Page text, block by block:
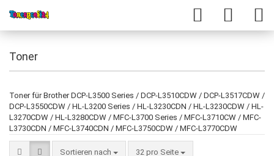
Toner
Toner für Brother DCP-L3500 Series / DCP-L3510CDW / DCP-L3517CDW /
DCP-L3550CDW / HL-L3200 Series / HL-L3230CDN / HL-L3230CDW / HL-
L3270CDW / HL-L3280CDW / MFC-L3700 Series / MFC-L3710CW / MFC-
L3730CDN / MFC-L3740CDN / MFC-L3750CDW / MFC-L3770CDW
Sortieren nach 32 pro Seite